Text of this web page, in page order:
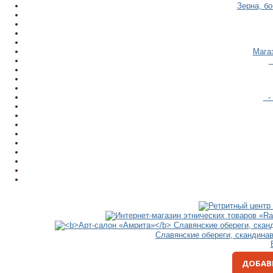
Зерна,
-
Славянские обереги,